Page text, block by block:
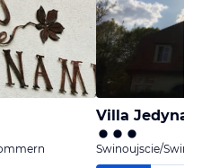
Villa Jedynak
Swinoujscie/